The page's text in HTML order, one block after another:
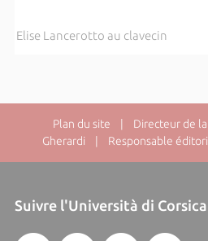
Elise Lancerotto au clavecin
Plan du site | Directeur de la
Gherardi | Responsable
Suivre l'Università di Corsica